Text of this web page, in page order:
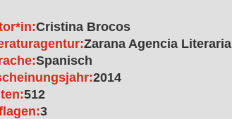
Cristina Brocos
Zarana Agencia Literaria
Spanisch
2014
512
3